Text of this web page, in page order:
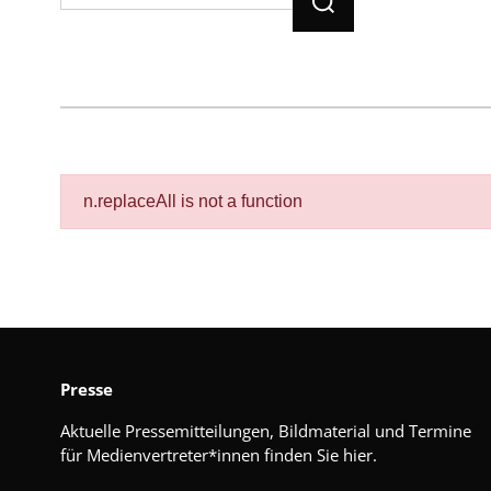
n.replaceAll is not a function
Presse
Aktuelle Pressemitteilungen, Bildmaterial und Termine
für Medienvertreter*innen finden Sie hier.